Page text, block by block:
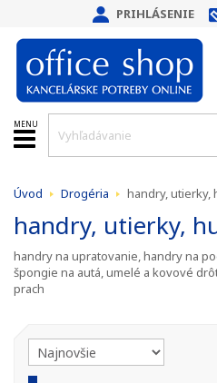
PRIHLÁSENIE
MENU
Úvod Drogéria handry, utierky,
handry, utierky,
handry na upratovanie, handry na
špongie na autá, umelé a kovové
prach